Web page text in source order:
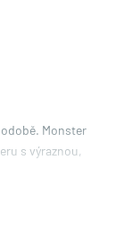
Monster
s výraznou,
a atraktivní